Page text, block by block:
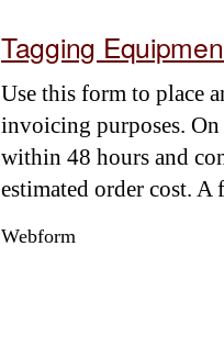
Tagging
Use this form to place
invoicing purposes.
within 48 hours and
estimated order cost.
Webform